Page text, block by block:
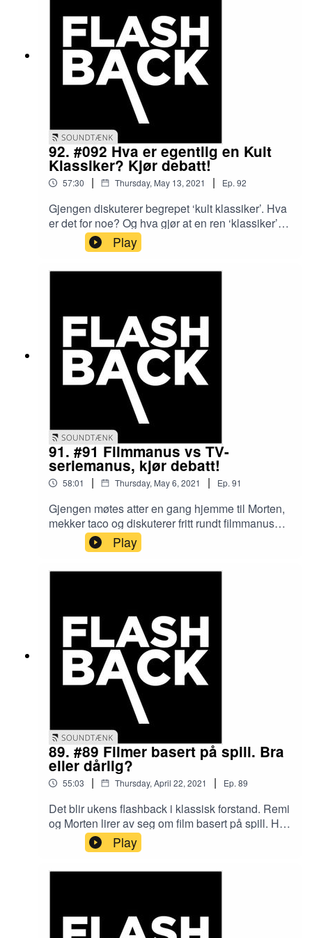
Thriller/MysteryDirected by: M. Night
ShyamalanProduced by: Brad PittWritten by:
Christopher Nolan & Jonathan NolanCast: Will
Smith & Kate WinsletCinematography by: Roger
DeakinsMusic by: Hildur GuðnadóttirProduction
design by: Arthur MaxFilm editing by: Margaret
92. #092 Hva er egentlig en Kult
Klassiker? Kjør debatt!
57:30 | Thursday, May 13, 2021 | Ep. 92
Gjengen diskuterer begrepet ‘kult klassiker’. Hva
er det for noe? Og hva gjør at en ren ‘klassiker’
får ‘kult’ status? Dette og mer snacks kan du nyte
deg gjennom i dagens episode.Godt lytt!
Play
91. #91 Filmmanus vs TV-
seriemanus, kjør debatt!
58:01 | Thursday, May 6, 2021 | Ep. 91
Gjengen møtes atter en gang hjemme til Morten,
mekker taco og diskuterer fritt rundt filmmanus
versus TV-seriemanus. Dagens strømme baserte
mediebilde byr både på fordeler og ulemper, det
er iallefall EN ting gutta kan enes
Play
89. #89 Filmer basert på spill. Bra
eller dårlig?
55:03 | Thursday, April 22, 2021 | Ep. 89
Det blir ukens flashback i klassisk forstand. Remi
og Morten lirer av seg om film basert på spill. Hva
de syns om det? Hør på episoden.Morten dryler
til med en sang i "Under radaren". Lenke til den
finner du under her.Godt
Play